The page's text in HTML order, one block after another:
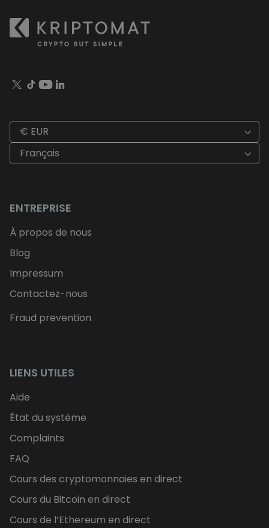
€ EUR
Français
ENTREPRISE
À propos de nous
Blog
Impressum
Contactez-nous
Fraud prevention
LIENS UTILES
Aide
État du système
Complaints
FAQ
Cours des cryptomonnaies en direct
Cours du Bitcoin en direct
Cours de l’Ethereum en direct